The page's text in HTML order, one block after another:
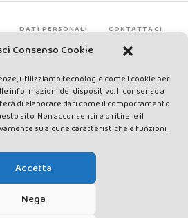
Consenso Cookie
utilizziamo tecnologie come i cookie per
informazioni del dispositivo. Il consenso a
di elaborare dati come il comportamento
sito. Non acconsentire o ritirare il
su alcune caratteristiche e funzioni.
Accetta
Nega
DATI PERSONALI CONTATTACI
presso il Tribunale di Siena con
04/2014 - Direttrice Responsabile: Chiara
- Editore: Valdichiana
P.IVA e C.F. 01377300528 –